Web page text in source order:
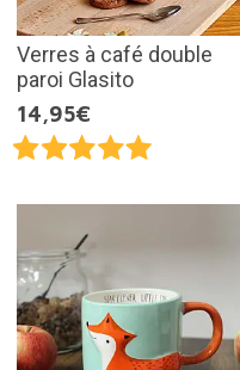
Verres à café double
paroi Glasito
14,95€